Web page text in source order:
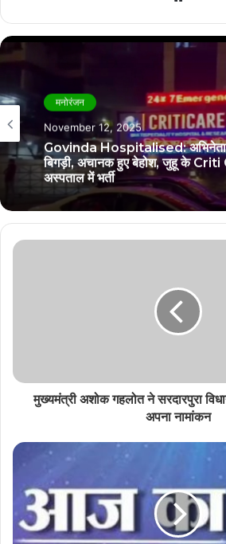
मनोरंजन
November 12, 2025
Govinda Hospitalised: अभिनेता
बिगड़ी, अचानक हुए बेहोश, जुहू के
अस्पताल में भर्ती
मुख्यमंत्री अशोक गहलोत ने सरदारपुरा
अपना नामांकन